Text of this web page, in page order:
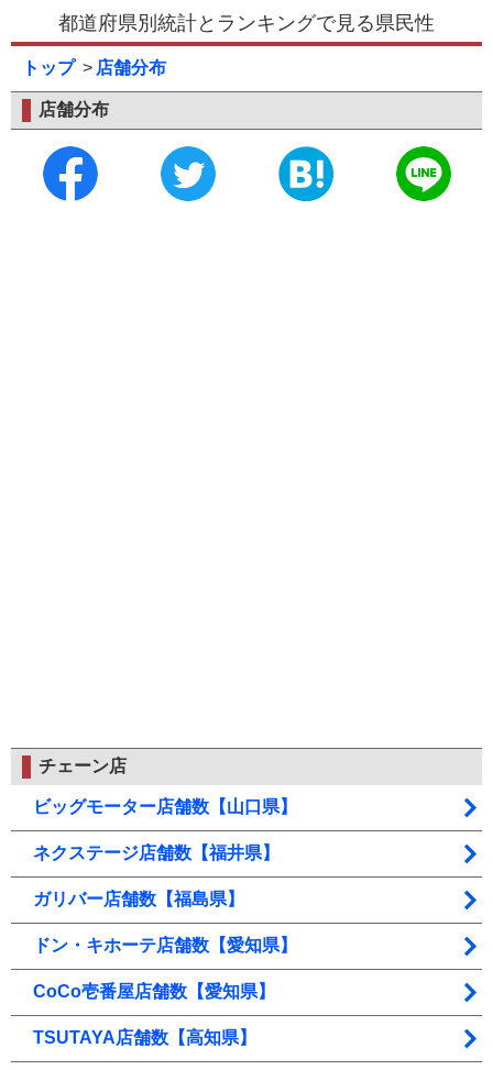
都道府県別統計とランキングで見る県民性
トップ 店舗分布
店舗分布
チェーン店
ビッグモーター店舗数【山口県】
ネクステージ店舗数【福井県】
ガリバー店舗数【福島県】
ドン・キホーテ店舗数【愛知県】
CoCo壱番屋店舗数【愛知県】
TSUTAYA店舗数【高知県】